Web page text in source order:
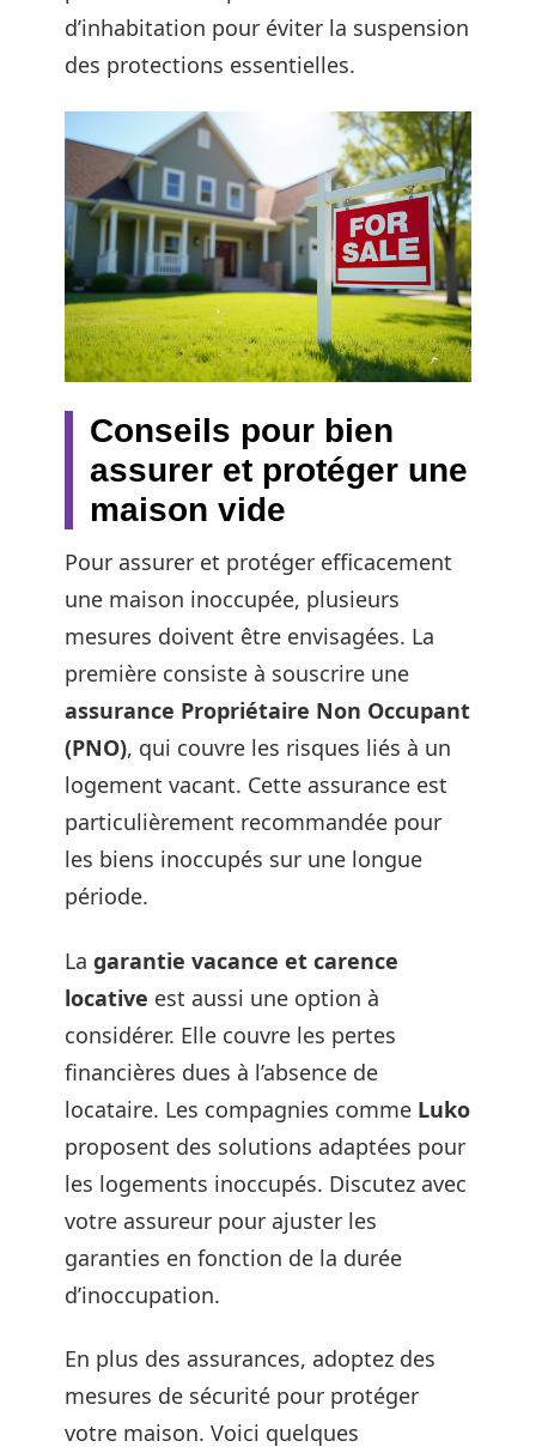
d’inhabitation pour éviter la suspension
des protections essentielles.
Conseils pour bien
assurer et protéger une
maison vide
Pour assurer et protéger efficacement
une maison inoccupée, plusieurs
mesures doivent être envisagées. La
première consiste à souscrire une
assurance Propriétaire Non Occupant
(PNO), qui couvre les risques liés à un
logement vacant. Cette assurance est
particulièrement recommandée pour
les biens inoccupés sur une longue
période.
La garantie vacance et carence
locative est aussi une option à
considérer. Elle couvre les pertes
financières dues à l’absence de
locataire. Les compagnies comme Luko
proposent des solutions adaptées pour
les logements inoccupés. Discutez avec
votre assureur pour ajuster les
garanties en fonction de la durée
d’inoccupation.
En plus des assurances, adoptez des
mesures de sécurité pour protéger
votre maison. Voici quelques